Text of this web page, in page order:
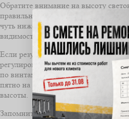
Обратите внимание на высоту
правильной регулировке верхняя
чуть ниже линии горизонта, что
видимость и не мешает встречным
Если результат не соответствует
регулировку, аккуратно поднимая
по винтам. После каждого
пятно на стене, чтобы добиться
высоты.
Запомните, что правильная